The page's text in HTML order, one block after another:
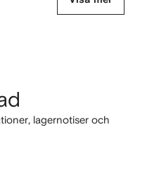
lagernotiser och